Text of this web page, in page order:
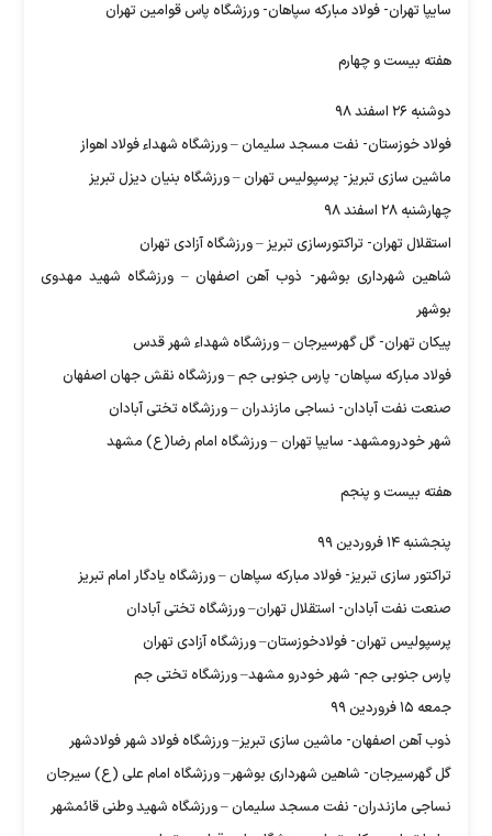
سایپا تهران- فولاد مبارکه سپاهان- ورزشگاه پاس قوامین تهران
هفته بیست و چهارم
دوشنبه ۲۶ اسفند ۹۸
فولاد خوزستان- نفت مسجد سلیمان – ورزشگاه شهداء فولاد اهواز
ماشین سازی تبریز- پرسپولیس تهران – ورزشگاه بنیان دیزل تبریز
چهارشنبه ۲۸ اسفند ۹۸
استقلال تهران- تراکتورسازی تبریز – ورزشگاه آزادی تهران
شاهین شهرداری بوشهر- ذوب آهن اصفهان – ورزشگاه شهید مهدوی
بوشهر
پیکان تهران- گل گهرسیرجان – ورزشگاه شهداء شهر قدس
فولاد مبارکه سپاهان- پارس جنوبی جم – ورزشگاه نقش جهان اصفهان
صنعت نفت آبادان- نساجی مازندران – ورزشگاه تختی آبادان
شهر خودرومشهد- سایپا تهران – ورزشگاه امام رضا(ع) مشهد
هفته بیست و پنجم
پنجشنبه ۱۴ فروردین ۹۹
تراکتور سازی تبریز- فولاد مبارکه سپاهان – ورزشگاه یادگار امام تبریز
صنعت نفت آبادان- استقلال تهران– ورزشگاه تختی آبادان
پرسپولیس تهران- فولادخوزستان– ورزشگاه آزادی تهران
پارس جنوبی جم- شهر خودرو مشهد– ورزشگاه تختی جم
جمعه ۱۵ فروردین ۹۹
ذوب آهن اصفهان- ماشین سازی تبریز– ورزشگاه فولاد شهر فولادشهر
گل گهرسیرجان- شاهین شهرداری بوشهر– ورزشگاه امام علی (ع) سیرجان
نساجی مازندران- نفت مسجد سلیمان – ورزشگاه شهید وطنی قائمشهر